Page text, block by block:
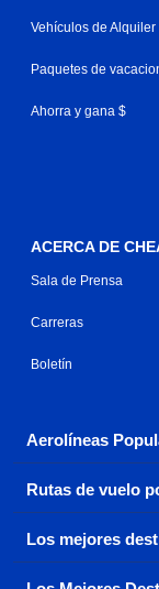
Vehículos de Alquiler
Paquetes de
Ahorra y gana $
ACERCA DE
Sala de Prensa
Carreras
Boletín
Aerolíneas
Explora
aerolínea, con
Aeromexico
Rutas de vuelo
Reserva una de
con tres
Los mejores